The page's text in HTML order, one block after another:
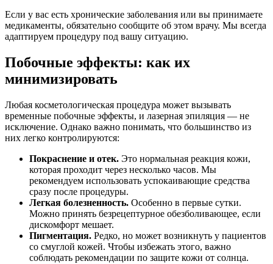
Если у вас есть хронические заболевания или вы принимаете
медикаменты, обязательно сообщите об этом врачу. Мы всегда
адаптируем процедуру под вашу ситуацию.
Побочные эффекты: как их
минимизировать
Любая косметологическая процедура может вызывать
временные побочные эффекты, и лазерная эпиляция — не
исключение. Однако важно понимать, что большинство из
них легко контролируются:
Покраснение и отек. Это нормальная реакция кожи,
которая проходит через несколько часов. Мы
рекомендуем использовать успокаивающие средства
сразу после процедуры.
Легкая болезненность. Особенно в первые сутки.
Можно принять безрецептурное обезболивающее, если
дискомфорт мешает.
Пигментация. Редко, но может возникнуть у пациентов
со смуглой кожей. Чтобы избежать этого, важно
соблюдать рекомендации по защите кожи от солнца.